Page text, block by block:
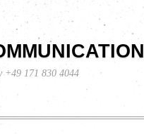
171 830 4044